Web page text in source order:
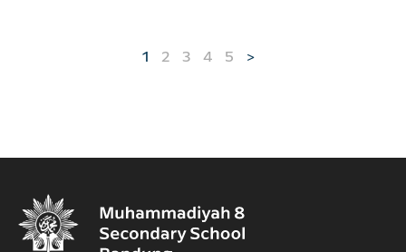
Paginasi pos
1 2 3 4 5 >